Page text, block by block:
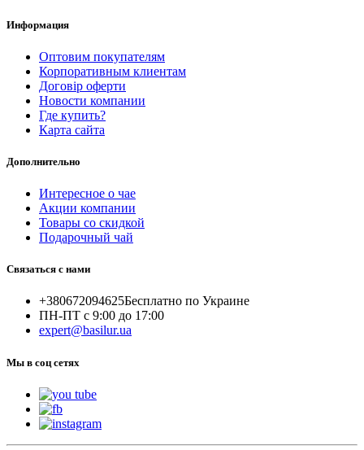
Информация
Оптовим покупателям
Корпоративным клиентам
Договір оферти
Новости компании
Где купить?
Карта сайта
Дополнительно
Интересное о чае
Акции компании
Товары со скидкой
Подарочный чай
Связаться с нами
+380672094625Бесплатно по Украине
ПН-ПТ с 9:00 до 17:00
expert@basilur.ua
Мы в соц сетях